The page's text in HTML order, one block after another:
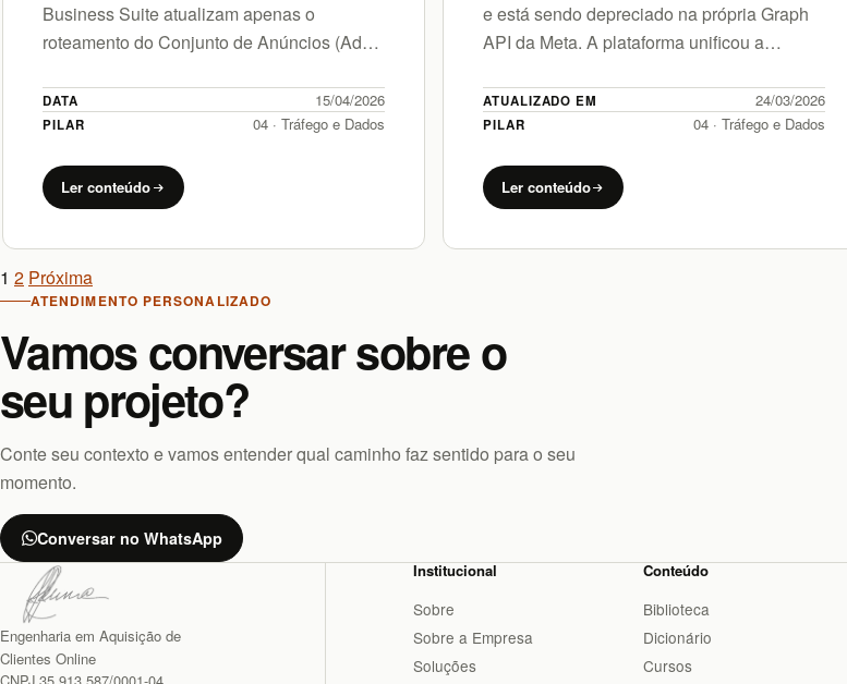
Business Suite atualizam apenas o
roteamento do Conjunto de Anúncios (Ad
(Ad) possui um…
DATA 15/04/2026
PILAR 04 · Tráfego e Dados
Ler conteúdo
e está sendo depreciado na própria Graph
API da Meta. A plataforma unificou a
ATUALIZADO EM 24/03/2026
PILAR 04 · Tráfego e Dados
Ler conteúdo
Navegação
de
publicações
1 2 Próxima
ATENDIMENTO PERSONALIZADO
Vamos conversar sobre o
seu projeto?
Conte seu contexto e vamos entender qual caminho faz sentido para o seu
momento.
Conversar no WhatsApp
Engenharia em Aquisição de
Clientes Online
Institucional
Sobre
Sobre a Empresa
Soluções
Conteúdo
Biblioteca
Dicionário
Cursos